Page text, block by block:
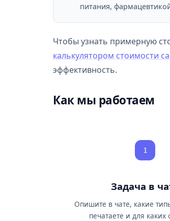
питания,
Чтобы узнать примерную
калькулятором стоимости
эффективность.
Как мы работаем
1
Задача в
Опишите в чате, какие
печатаете и для каких